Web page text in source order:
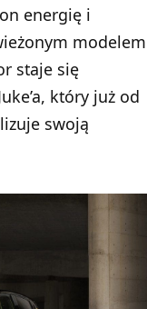
energię i
modelem
staje się
który już od
swoją